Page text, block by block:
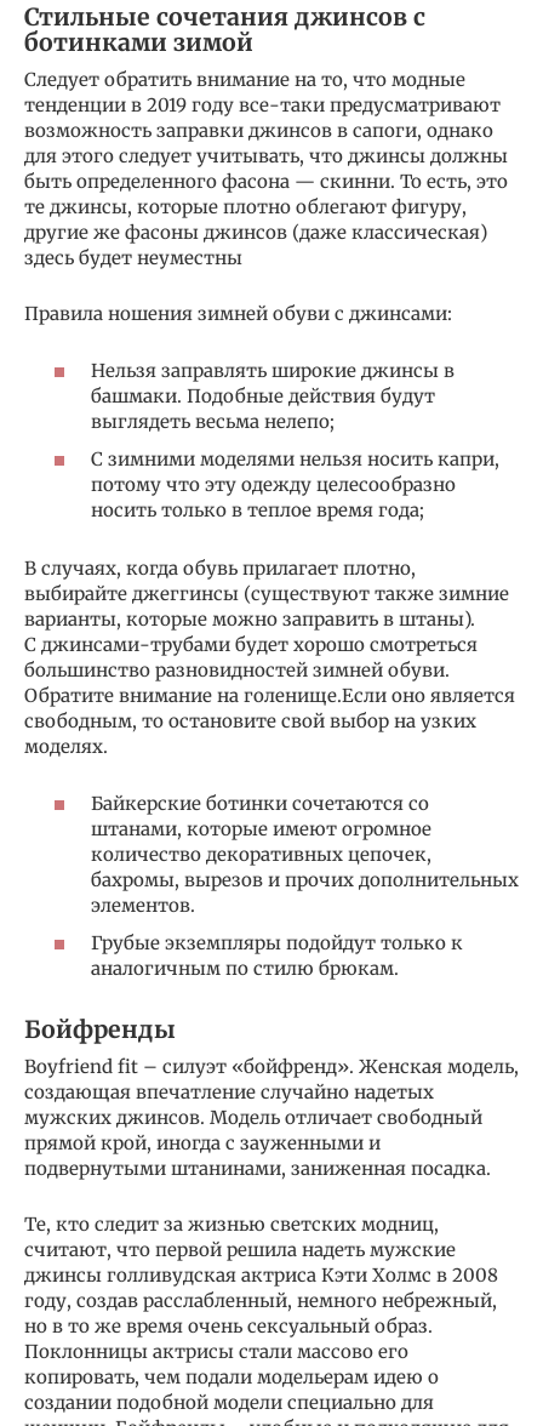
Стильные сочетания джинсов с
ботинками зимой
Следует обратить внимание на то, что модные
тенденции в 2019 году все-таки предусматривают
возможность заправки джинсов в сапоги, однако
для этого следует учитывать, что джинсы должны
быть определенного фасона — скинни. То есть, это
те джинсы, которые плотно облегают фигуру,
другие же фасоны джинсов (даже классическая)
здесь будет неуместны
Правила ношения зимней обуви с джинсами:
Нельзя заправлять широкие джинсы в
башмаки. Подобные действия будут
выглядеть весьма нелепо;
С зимними моделями нельзя носить капри,
потому что эту одежду целесообразно
носить только в теплое время года;
В случаях, когда обувь прилагает плотно,
выбирайте джеггинсы (существуют также зимние
варианты, которые можно заправить в штаны).
С джинсами-трубами будет хорошо смотреться
большинство разновидностей зимней обуви.
Обратите внимание на голенище.Если оно является
свободным, то остановите свой выбор на узких
моделях.
Байкерские ботинки сочетаются со
штанами, которые имеют огромное
количество декоративных цепочек,
бахромы, вырезов и прочих дополнительных
элементов.
Грубые экземпляры подойдут только к
аналогичным по стилю брюкам.
Бойфренды
Boyfriend fit – силуэт «бойфренд». Женская модель,
создающая впечатление случайно надетых
мужских джинсов. Модель отличает свободный
прямой крой, иногда с зауженными и
подвернутыми штанинами, заниженная посадка.
Те, кто следит за жизнью светских модниц,
считают, что первой решила надеть мужские
джинсы голливудская актриса Кэти Холмс в 2008
году, создав расслабленный, немного небрежный,
но в то же время очень сексуальный образ.
Поклонницы актрисы стали массово его
копировать, чем подали модельерам идею о
создании подобной модели специально для